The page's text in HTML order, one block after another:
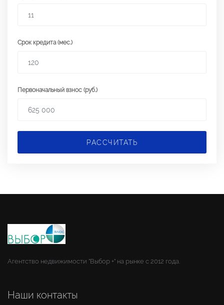
Срок кредита (мес.)
Первоначальный взнос (руб.)
РАССЧИТАТЬ
Агентство недвижимости "Выбор +" на рынке с 2012 года.
Наши контакты